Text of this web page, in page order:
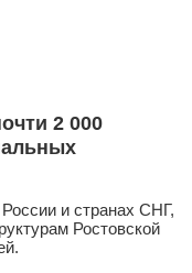
2 000
и странах СНГ,
Ростовской